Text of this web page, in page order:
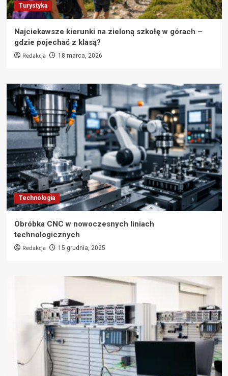
Turystyka
Najciekawsze kierunki na zieloną szkołę w górach –
gdzie pojechać z klasą?
Redakcja 18 marca, 2026
Technologia
Obróbka CNC w nowoczesnych liniach
technologicznych
Redakcja 15 grudnia, 2025